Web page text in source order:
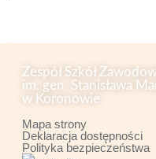
Zespół Szkół
im. gen. Stanisława
w Koronowie
Mapa strony
Deklaracja dostępności
Polityka bezpieczeństwa